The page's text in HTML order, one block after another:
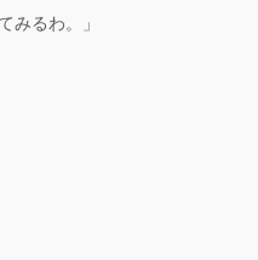
みるわ。」